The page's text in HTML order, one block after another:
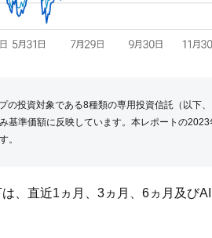
の投資対象である8種類の専用投資信託（以下
基準価額に反映しています。本レポートの
。
は、直近1ヵ月、3ヵ月、6ヵ月及び